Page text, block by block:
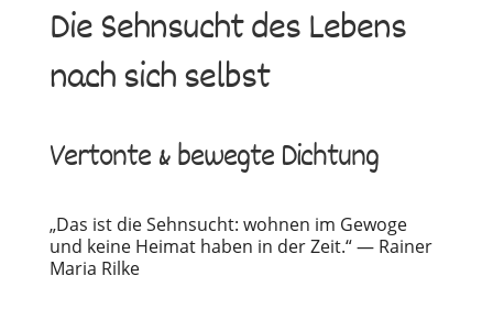
Die Sehnsucht des Lebens
nach sich selbst
Vertonte & bewegte Dichtung
„Das ist die Sehnsucht: wohnen im Gewoge
und keine Heimat haben in der Zeit.“ — Rainer
Maria Rilke